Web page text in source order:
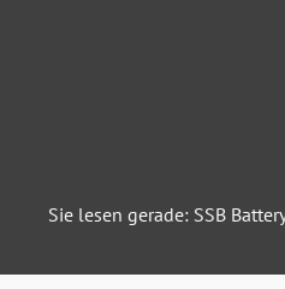
Sie lesen gerade: SSB